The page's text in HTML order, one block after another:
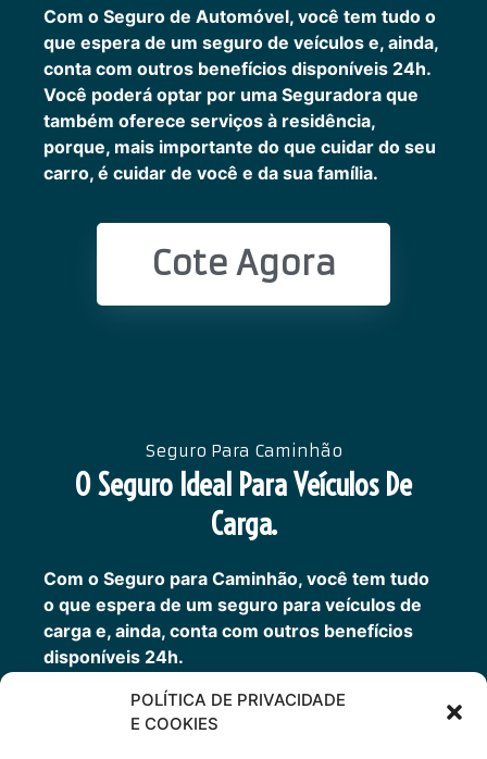
POLÍTICA DE PRIVACIDADE
E COOKIES
Com o Seguro de Automóvel, você tem tudo o
que espera de um seguro de veículos e, ainda,
conta com outros benefícios disponíveis 24h.
Você poderá optar por uma Seguradora que
também oferece serviços à residência,
porque, mais importante do que cuidar do seu
carro, é cuidar de você e da sua família.
Cote Agora
Seguro Para Caminhão
O Seguro Ideal Para Veículos De
Carga.
Com o Seguro para Caminhão, você tem tudo
o que espera de um seguro para veículos de
carga e, ainda, conta com outros benefícios
disponíveis 24h.
contratando um seguro completo para o seu
Caminhão, Van, Furgão ou Picape.